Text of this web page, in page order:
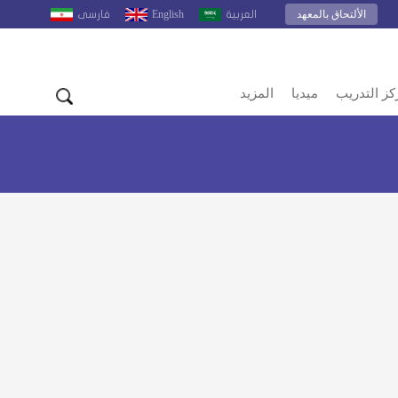
العربية English فارسى الألتحاق بالمعهد
التدريب ميديا المزيد